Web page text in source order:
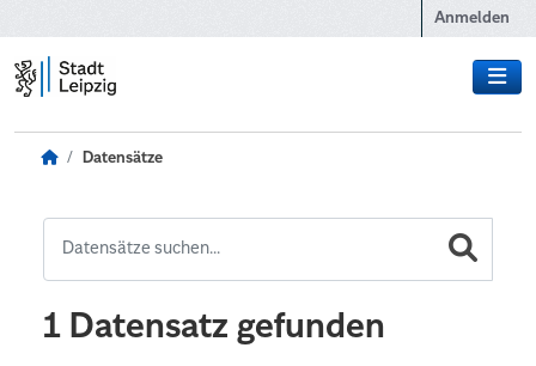
Anmelden
Datensätze
1 Datensatz gefunden